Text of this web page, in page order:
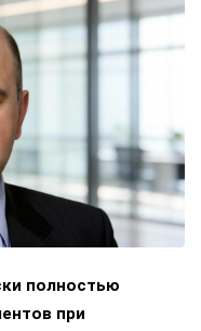
полностью
при